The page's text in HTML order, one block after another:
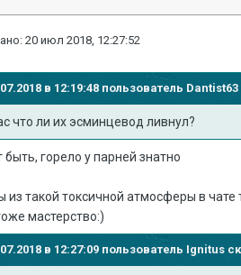
20 июл 2018, 12:27:52
в 12:19:48 пользователь Dantist63
что ли их эсминцевод ливнул?
горело у парней знатно
из такой токсичной атмосферы в чате
мастерство:)
в 12:27:09 пользователь Ignitus